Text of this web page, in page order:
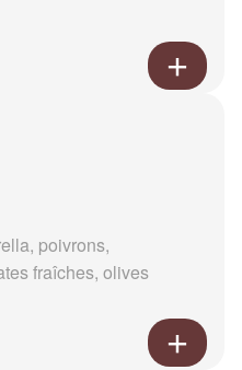
poivrons,
fraîches, olives